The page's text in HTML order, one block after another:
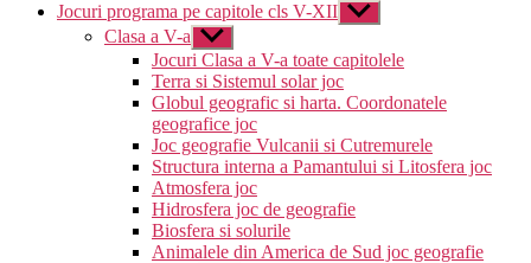
Jocuri programa pe capitole cls V-XII Arată
submeniul
Clasa a V-a Arată
submeniul
Jocuri Clasa a V-a toate capitolele
Terra si Sistemul solar joc
Globul geografic si harta. Coordonatele
geografice joc
Joc geografie Vulcanii si Cutremurele
Structura interna a Pamantului si Litosfera joc
Atmosfera joc
Hidrosfera joc de geografie
Biosfera si solurile
Animalele din America de Sud joc geografie